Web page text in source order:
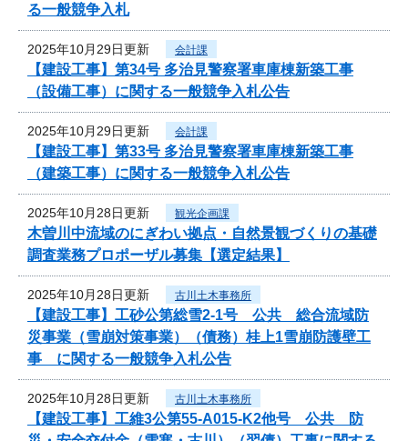
る一般競争入札
2025年10月29日更新 会計課
【建設工事】第34号 多治見警察署車庫棟新築工事
（設備工事）に関する一般競争入札公告
2025年10月29日更新 会計課
【建設工事】第33号 多治見警察署車庫棟新築工事
（建築工事）に関する一般競争入札公告
2025年10月28日更新 観光企画課
木曽川中流域のにぎわい拠点・自然景観づくりの基礎
調査業務プロポーザル募集【選定結果】
2025年10月28日更新 古川土木事務所
【建設工事】工砂公第総雪2-1号 公共 総合流域防
災事業（雪崩対策事業）（債務）桂上1雪崩防護壁工
事 に関する一般競争入札公告
2025年10月28日更新 古川土木事務所
【建設工事】工維3公第55-A015-K2他号 公共 防